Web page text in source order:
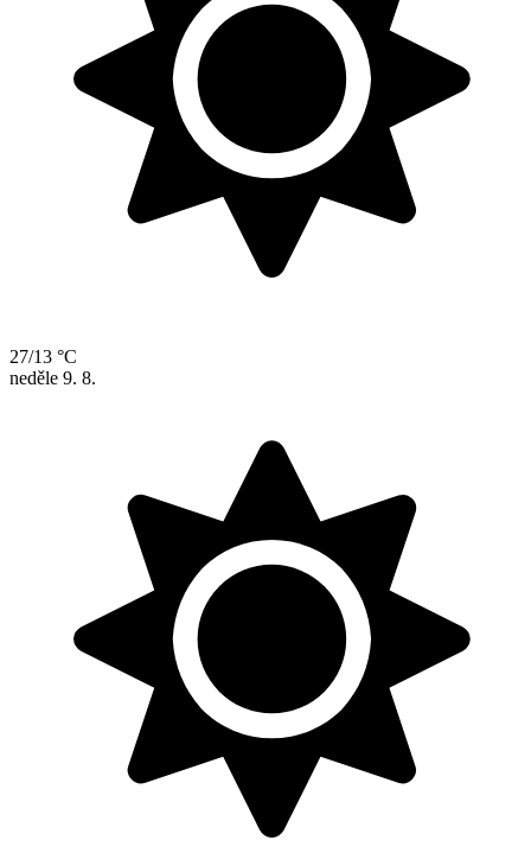
27/13 °C
neděle 9. 8.